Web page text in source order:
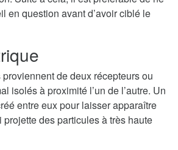
en question avant d’avoir ciblé le
de deux récepteurs ou
isolés à proximité l’un de l’autre. Un
entre eux pour laisser apparaître
des particules à très haute